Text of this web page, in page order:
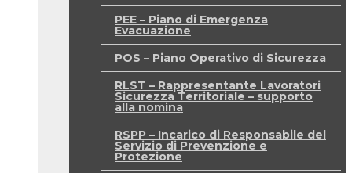
PEE – Piano di Emergenza
Evacuazione
POS – Piano Operativo di Sicurezza
RLST – Rappresentante Lavoratori
Sicurezza Territoriale – supporto
alla nomina
RSPP – Incarico di Responsabile del
Servizio di Prevenzione e
Protezione